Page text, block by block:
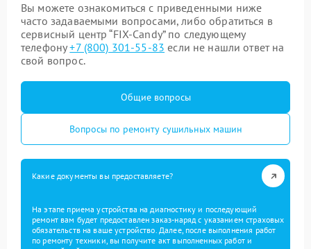
Вы можете ознакомиться с приведенными ниже
часто задаваемыми вопросами, либо обратиться в
сервисный центр “FIX-Candy” по следующему
телефону+7 (800) 301-55-83 если не нашли ответ на
свой вопрос.
Общие вопросы
Вопросы по ремонту сушильных машин
Какие документы вы предоставляете?
На этапе приема устройства на диагностику и последующий
ремонт вам будет предоставлен заказ-наряд с указанием страховых
обязательств на ваше устройство. Далее, после выполнения работ
по ремонту техники, вы получите акт выполненных работ и